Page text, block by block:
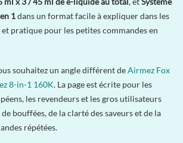
1dans un format facile à expliquer dans les
et pratique pour les petites commandes en
souhaitez un angle différent deAirmez Fox
8-in-1 160K. La page est écrite pour les
les revendeurs et les gros utilisateurs
bouffées, de la clarté des saveurs et de la
répétées.